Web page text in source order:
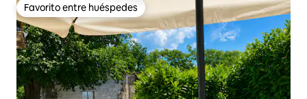
Favorito entre huéspedes
Favorito entre huéspedes